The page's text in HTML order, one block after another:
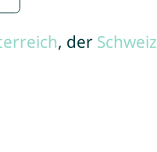
, der Schweiz